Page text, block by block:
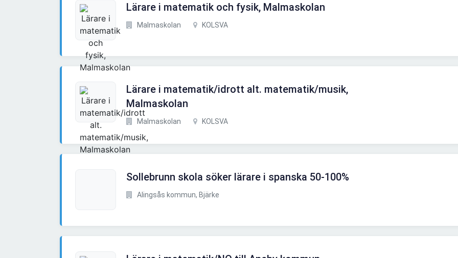
Lärare i matematik och fysik, Malmaskolan
Malmaskolan KOLSVA
Lärare i matematik/idrott alt. matematik/musik,
Malmaskolan
Malmaskolan KOLSVA
Sollebrunn skola söker lärare i spanska 50-100%
Alingsås kommun, Bjärke